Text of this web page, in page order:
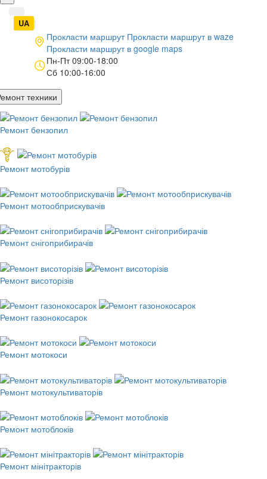
UA |
Прокласти маршрут Прокласти маршрут в waze
Прокласти маршрут в google maps
Пн-Пт 09:00-18:00
Сб 10:00-16:00
техники
Ремонт бензопил
Ремонт мотобурів
Ремонт мотообприскувачів
Ремонт снігоприбирачів
Ремонт висоторізів
Ремонт газонокосарок
Ремонт мотокоси
Ремонт мотокультиваторів
Ремонт мотоблоків
Ремонт мінітракторів